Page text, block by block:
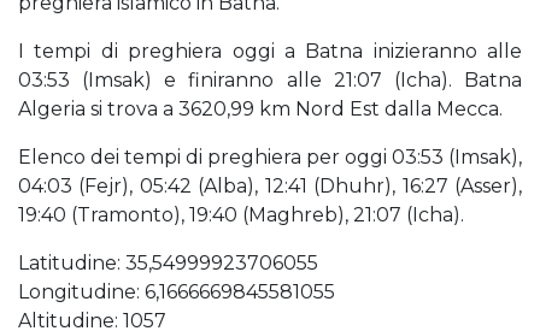
I tempi di preghiera oggi a Batna inizieranno alle
03:53 (Imsak) e finiranno alle 21:07 (Icha). Batna
Algeria si trova a 3620,99 km Nord Est dalla Mecca.
Elenco dei tempi di preghiera per oggi 03:53 (Imsak),
04:03 (Fejr), 05:42 (Alba), 12:41 (Dhuhr), 16:27 (Asser),
19:40 (Tramonto), 19:40 (Maghreb), 21:07 (Icha).
Latitudine: 35,54999923706055
Longitudine: 6,1666669845581055
Altitudine: 1057